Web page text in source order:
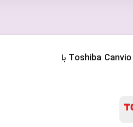
هارد اکسترنال 1 ترابایت توشیبا مدل Toshiba Canvio Ready با